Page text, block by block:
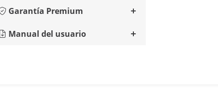
Garantía Premium
Manual del usuario